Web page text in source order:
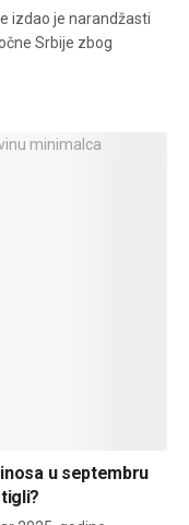
izdao je narandžasti
Srbije zbog
u septembru